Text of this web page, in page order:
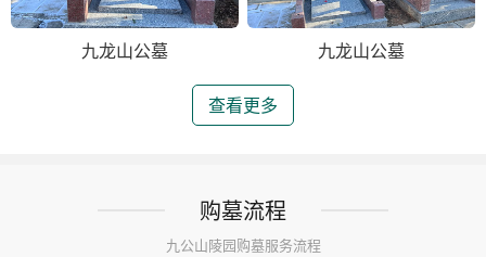
九龙山公墓 九龙山公墓
查看更多
购墓流程
九公山陵园购墓服务流程